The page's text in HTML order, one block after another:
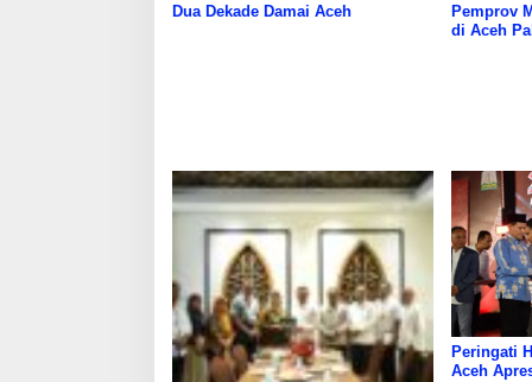
Dua Dekade Damai Aceh
Pemprov
di Aceh
Peringati
Aceh